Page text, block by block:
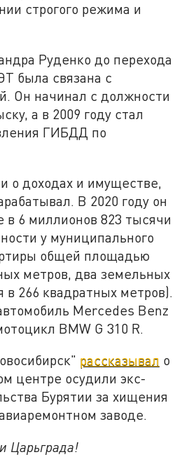
строгого режима и
Руденко до перехода
была связана с
Он начинал с должности
а в 2009 году стал
ГИБДД по
о доходах и имуществе,
В 2020 году он
в 6 миллионов 823 тысячи
у муниципального
общей площадью
метров, два земельных
в 266 квадратных метров).
Merсedes Benz
BMW G 310 R.
рассказывал о
центре осудили экс-
Бурятии за хищения
заводе.
Царьграда!